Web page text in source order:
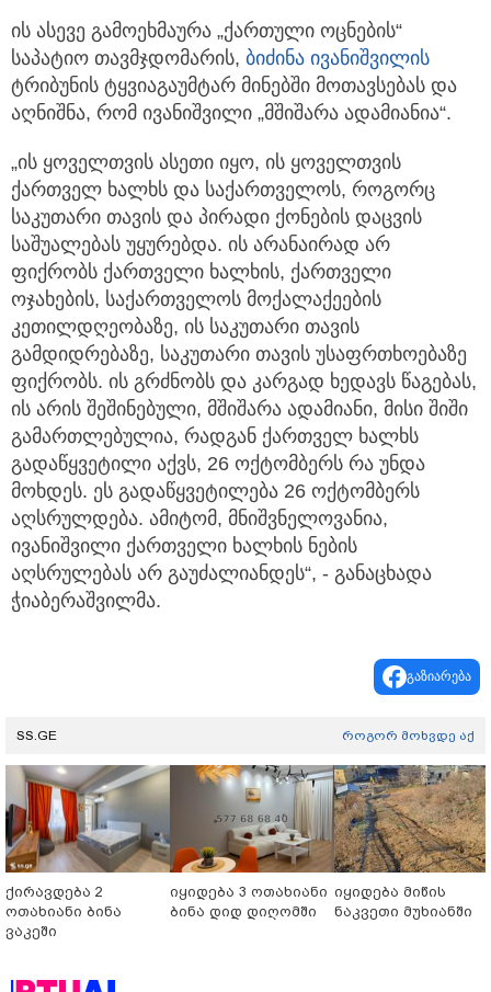
ის ასევე გამოეხმაურა „ქართული ოცნების“
საპატიო თავმჯდომარის, ბიძინა ივანიშვილის
ტრიბუნის ტყვიაგაუმტარ მინებში მოთავსებას და
აღნიშნა, რომ ივანიშვილი „მშიშარა ადამიანია“.
„ის ყოველთვის ასეთი იყო, ის ყოველთვის
ქართველ ხალხს და საქართველოს, როგორც
საკუთარი თავის და პირადი ქონების დაცვის
საშუალებას უყურებდა. ის არანაირად არ
ფიქრობს ქართველი ხალხის, ქართველი
ოჯახების, საქართველოს მოქალაქეების
კეთილდღეობაზე, ის საკუთარი თავის
გამდიდრებაზე, საკუთარი თავის უსაფრთხოებაზე
ფიქრობს. ის გრძნობს და კარგად ხედავს წაგებას,
ის არის შეშინებული, მშიშარა ადამიანი, მისი შიში
გამართლებულია, რადგან ქართველ ხალხს
გადაწყვეტილი აქვს, 26 ოქტომბერს რა უნდა
მოხდეს. ეს გადაწყვეტილება 26 ოქტომბერს
აღსრულდება. ამიტომ, მნიშვნელოვანია,
ივანიშვილი ქართველი ხალხის ნების
აღსრულებას არ გაუძალიანდეს“, - განაცხადა
ჭიაბერაშვილმა.
გაზიარება
SS.GE როგორ მოხვდე აქ
ქირავდება 2
ოთახიანი ბინა
ვაკეში
იყიდება 3 ოთახიანი
ბინა დიდ დიღომში
იყიდება მიწის
ნაკვეთი მუხიანში